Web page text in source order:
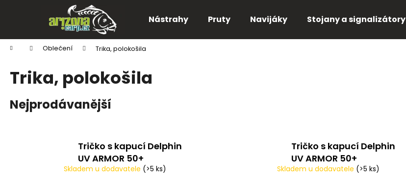
Nástrahy Pruty Navijáky Stojany a signalizátory
Domů Oblečení Trika, polokošila
Trika, polokošila
Nejprodávanější
Tričko s kapucí Delphin
UV ARMOR 50+
Skladem u dodavatele (>5 ks)
Tričko s kapucí Delphin
UV ARMOR 50+
Skladem u dodavatele (>5 ks)
í
Zpět
do
obchodu
Zpět
do
obchodu